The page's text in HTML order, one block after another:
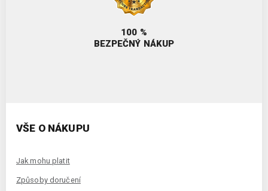
100 %
BEZPEČNÝ NÁKUP
VŠE O NÁKUPU
Jak mohu platit
Způsoby doručení